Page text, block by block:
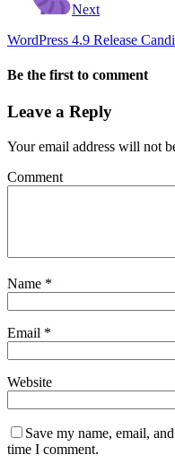
Next
WordPress 4.9 Release
Be the first to comment
Leave a Reply
Your email address will not
Comment
Name *
Email *
Website
Save my name, email,
time I comment.